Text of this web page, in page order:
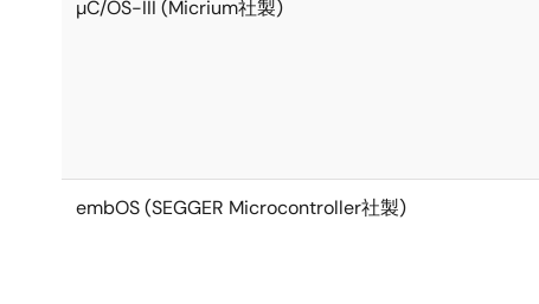
µC/OS-III (Micrium社製)
embOS (SEGGER Microcontroller社製)